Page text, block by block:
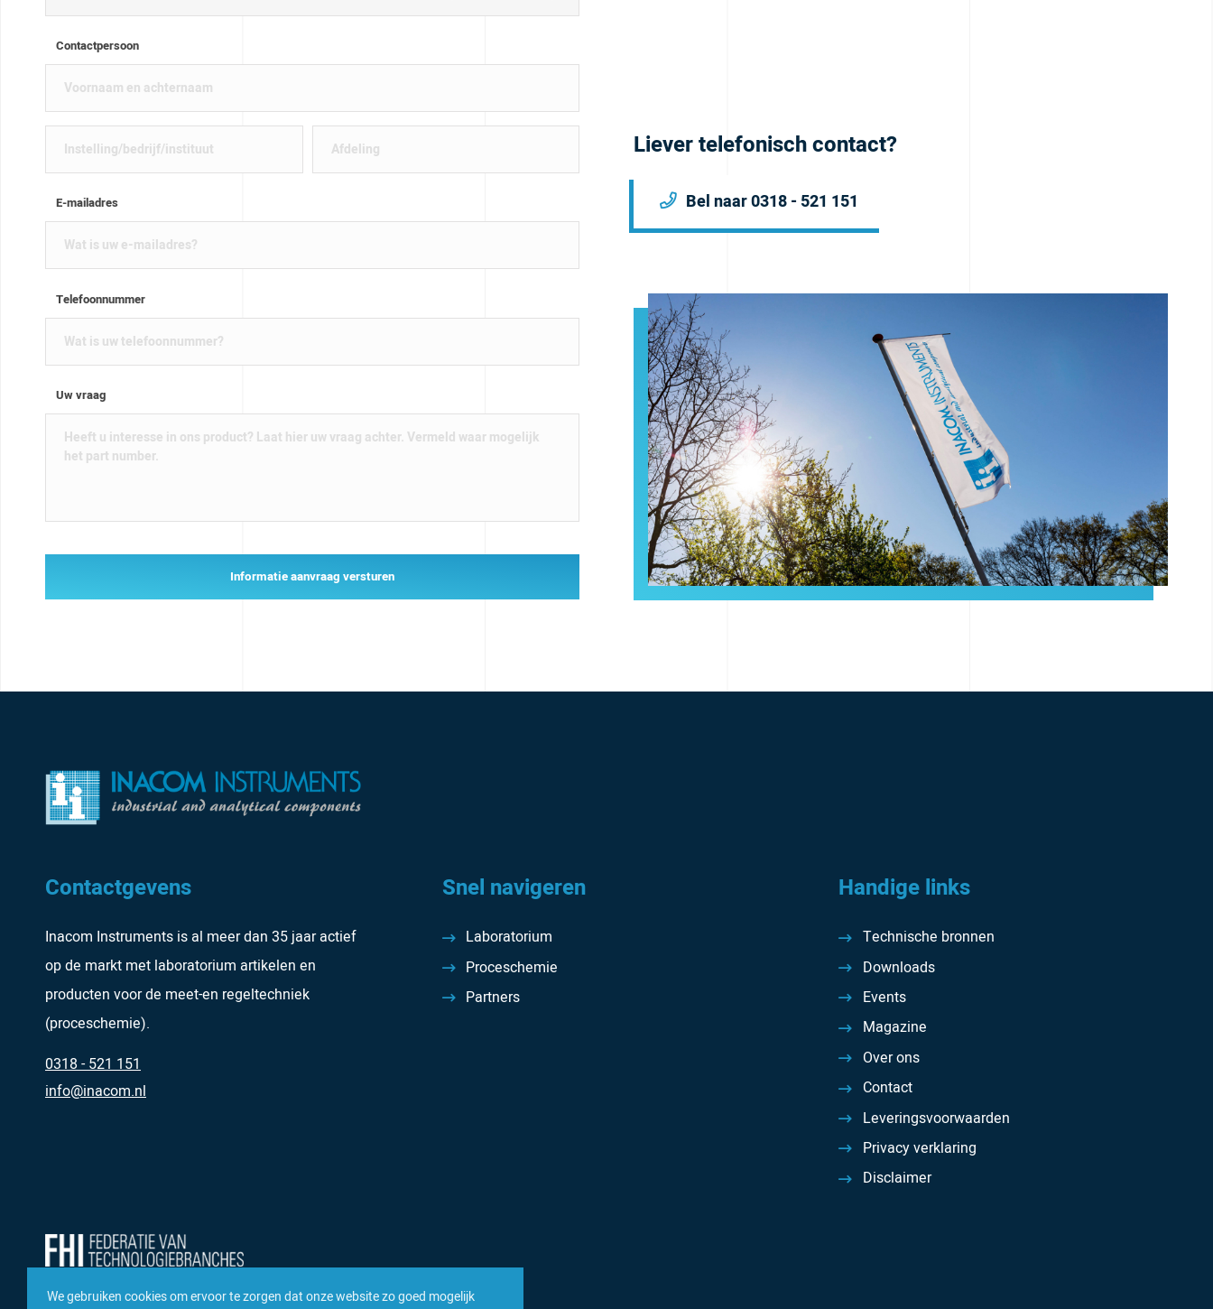
Contactpersoon
E-mailadres
Telefoonnummer
Uw vraag
Informatie aanvraag versturen
Liever telefonisch contact?
Bel naar 0318 - 521 151
Contactgevens
Inacom Instruments is al meer dan 35 jaar actief
op de markt met laboratorium artikelen en
producten voor de meet-en regeltechniek
(proceschemie).
0318 - 521 151
info@inacom.nl
Snel navigeren
Laboratorium
Proceschemie
Partners
Handige links
Technische bronnen
Downloads
Events
Magazine
Over ons
Contact
Leveringsvoorwaarden
Privacy verklaring
Disclaimer
We gebruiken cookies om ervoor te zorgen dat onze website zo goed mogelijk